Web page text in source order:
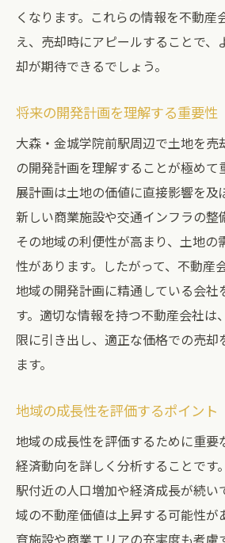
くなります。これらの情報を不動産
え、売却時にアピールすることで、
却が期待できるでしょう。
将来の開発計画を理解する重要性
大森・金城学院前駅周辺で土地を売
の開発計画を理解することが極めて
展計画は土地の価値に直接影響を及
新しい商業施設や交通インフラの整
その地域の利便性が高まり、土地の
性があります。したがって、不動産
地域の開発計画に精通している会社
す。適切な情報を持つ不動産会社は
限に引き出し、適正な価格での売却
ます。
地域の成長性を評価するポイント
地域の成長性を評価するために重要
経済動向を詳しく分析することです
駅付近の人口増加や経済成長が続い
域の不動産価値は上昇する可能性が
育施設や商業エリアの充実度も考慮